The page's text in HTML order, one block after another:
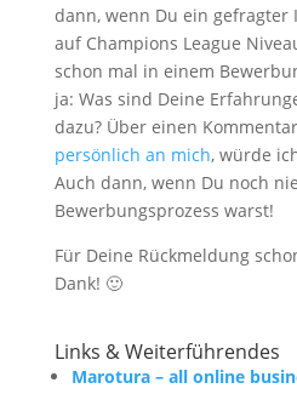
dann, wenn Du ein gefragter
auf Champions League
schon mal in einem
ja: Was sind Deine
dazu? Über einen
persönlich an mich, würde
Auch dann, wenn Du noch
Bewerbungsprozess warst!
Für Deine Rückmeldung
Dank! 🙂
Links & Weiterführendes
Marotura – all online